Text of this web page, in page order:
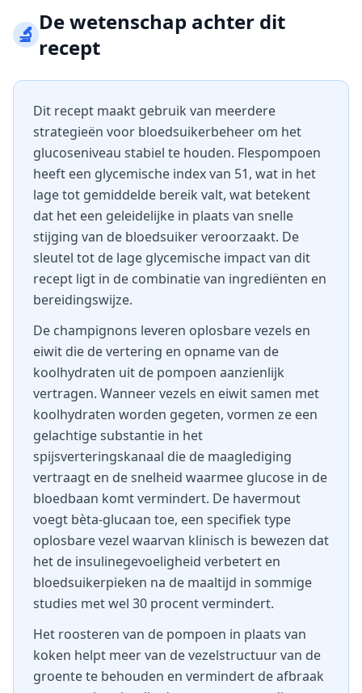
🔬De wetenschap achter dit
recept
Dit recept maakt gebruik van meerdere
strategieën voor bloedsuikerbeheer om het
glucoseniveau stabiel te houden. Flespompoen
heeft een glycemische index van 51, wat in het
lage tot gemiddelde bereik valt, wat betekent
dat het een geleidelijke in plaats van snelle
stijging van de bloedsuiker veroorzaakt. De
sleutel tot de lage glycemische impact van dit
recept ligt in de combinatie van ingrediënten en
bereidingswijze.
De champignons leveren oplosbare vezels en
eiwit die de vertering en opname van de
koolhydraten uit de pompoen aanzienlijk
vertragen. Wanneer vezels en eiwit samen met
koolhydraten worden gegeten, vormen ze een
gelachtige substantie in het
spijsverteringskanaal die de maaglediging
vertraagt en de snelheid waarmee glucose in de
bloedbaan komt vermindert. De havermout
voegt bèta-glucaan toe, een specifiek type
oplosbare vezel waarvan klinisch is bewezen dat
het de insulinegevoeligheid verbetert en
bloedsuikerpieken na de maaltijd in sommige
studies met wel 30 procent vermindert.
Het roosteren van de pompoen in plaats van
koken helpt meer van de vezelstructuur van de
groente te behouden en vermindert de afbraak